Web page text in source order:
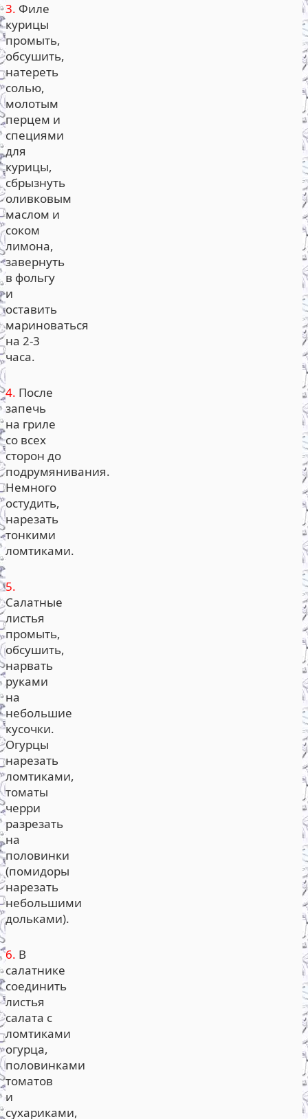
3. Филе
курицы
промыть,
обсушить,
натереть
солью,
молотым
перцем и
специями
для
курицы,
сбрызнуть
оливковым
маслом и
соком
лимона,
завернуть
в фольгу
и
оставить
мариноваться
на 2-3
часа.
4. После
запечь
на гриле
со всех
сторон до
подрумянивания.
Немного
остудить,
нарезать
тонкими
ломтиками.
5.
Салатные
листья
промыть,
обсушить,
нарвать
руками
на
небольшие
кусочки.
Огурцы
нарезать
ломтиками,
томаты
черри
разрезать
на
половинки
(помидоры
нарезать
небольшими
дольками).
6. В
салатнике
соединить
листья
салата с
ломтиками
огурца,
половинками
томатов
и
сухариками,